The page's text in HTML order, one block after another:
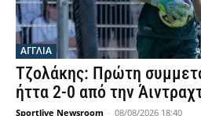
ΑΓΓΛΙΑ
Τζολάκης: Πρώτη
ήττα 2-0 από την
Sportlive Newsroom - 08/08/2026 18:40